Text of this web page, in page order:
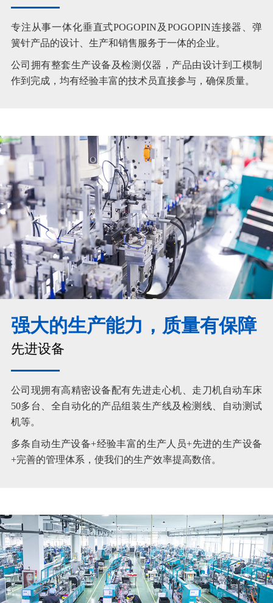
专注从事一体化垂直式POGOPIN及POGOPIN连接器、弹
簧针产品的设计、生产和销售服务于一体的企业。
公司拥有整套生产设备及检测仪器，产品由设计到工模制
作到完成，均有经验丰富的技术员直接参与，确保质量。
强大的生产能力，质量有保障
先进设备
公司现拥有高精密设备配有先进走心机、走刀机自动车床
50多台、全自动化的产品组装生产线及检测线、自动测试
机等。
多条自动生产设备+经验丰富的生产人员+先进的生产设备
+完善的管理体系，使我们的生产效率提高数倍。